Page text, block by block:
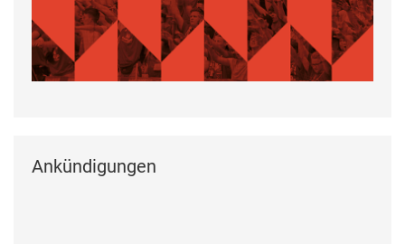
Ankündigungen